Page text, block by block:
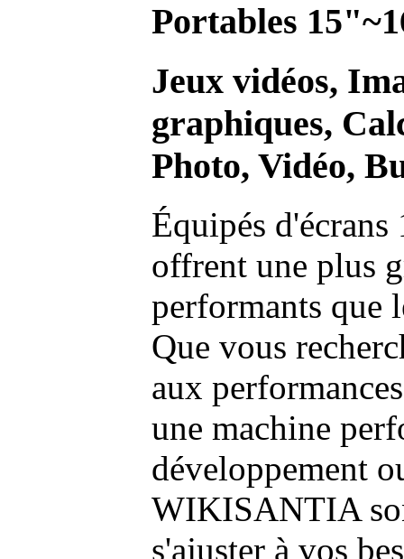
Portables
Jeux vidéos,
graphiques,
Photo, Vidéo,
Équipés
offrent une plus
performants que
Que vous
aux
une machine
développement
WIKISANTIA
s'ajuster à vos